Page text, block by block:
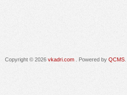
Copyright © 2026 vkadri.com . Powered by QCMS